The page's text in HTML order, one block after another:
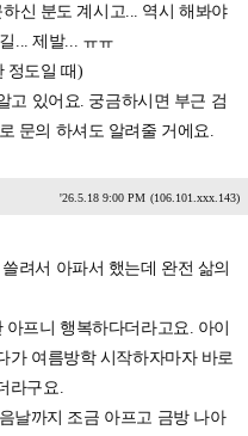
신 분도 계시고... 역시 해봐야
... 제발... ㅠㅠ
정도일 때)
고 있어요. 궁금하시면 부근 검
문의 하셔도 알려줄 거에요.
'26.5.18 9:00 PM (106.101.xxx.143)
려서 아파서 했는데 완전 삶의
프니 행복하다더라고요. 아이
가 여름방학 시작하자마자 바로
라구요.
날까지 조금 아프고 금방 나아